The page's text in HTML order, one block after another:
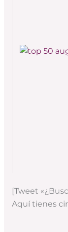
[Tweet
Aquí tienes